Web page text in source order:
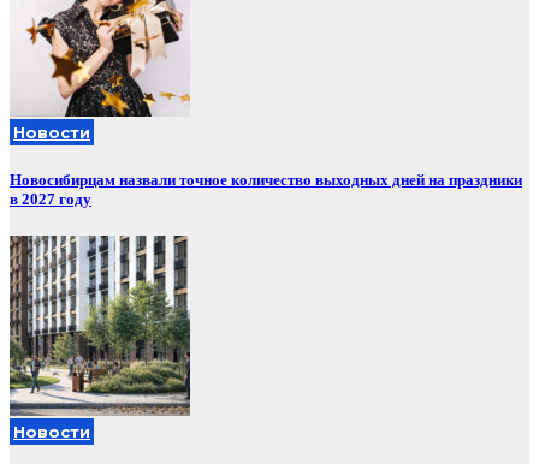
Новости
Новосибирцам назвали точное количество выходных дней на праздники
в 2027 году
Новости